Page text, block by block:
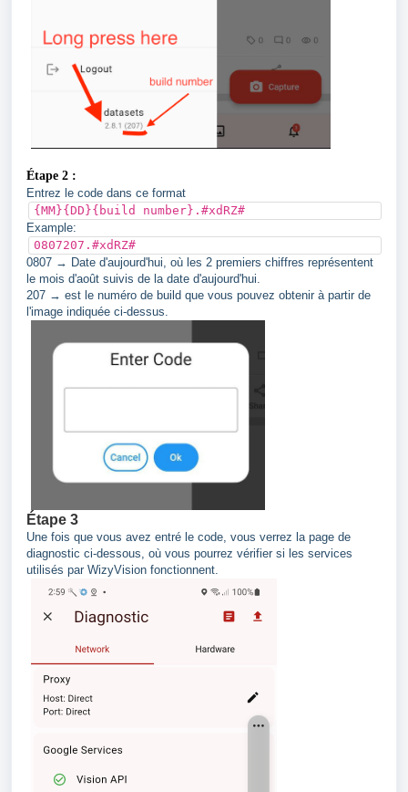
Étape 2 :
Entrez le code dans ce format
{MM}{DD}{build number}.#xdRZ#
Example:
0807207.#xdRZ#
0807 → Date d'aujourd'hui, où les 2 premiers chiffres représentent
le mois d'août suivis de la date d'aujourd'hui.
207 → est le numéro de build que vous pouvez obtenir à partir de
l'image indiquée ci-dessus.
Étape 3
Une fois que vous avez entré le code, vous verrez la page de
diagnostic ci-dessous, où vous pourrez vérifier si les services
utilisés par WizyVision fonctionnent.